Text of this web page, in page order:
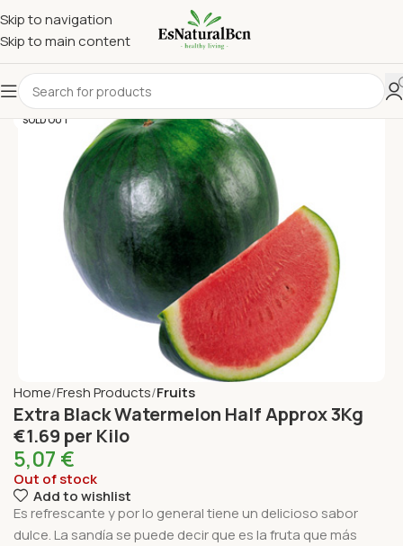
Skip to navigation
Skip to main content
SOLD OUT
Home Fresh Products Fruits
Extra Black Watermelon Half Approx 3Kg
€1.69 per Kilo
5,07 €
Out of stock
Add to wishlist
Es refrescante y por lo general tiene un delicioso sabor
dulce. La sandía se puede decir que es la fruta que más